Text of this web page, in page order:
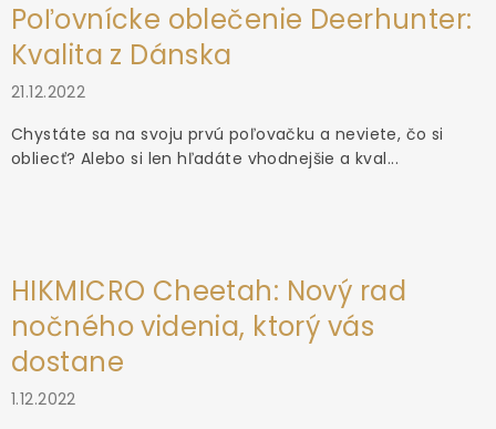
Poľovnícke oblečenie Deerhunter:
Kvalita z Dánska
21.12.2022
Chystáte sa na svoju prvú poľovačku a neviete, čo si
obliecť? Alebo si len hľadáte vhodnejšie a kval...
HIKMICRO Cheetah: Nový rad
nočného videnia, ktorý vás
dostane
1.12.2022